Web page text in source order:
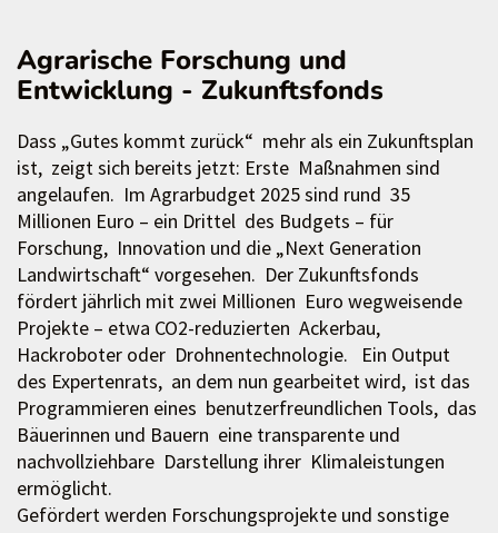
Agrarische Forschung und
Entwicklung - Zukunftsfonds
Dass „Gutes kommt zurück“ mehr als ein Zukunftsplan
ist, zeigt sich bereits jetzt: Erste Maßnahmen sind
angelaufen. Im Agrarbudget 2025 sind rund 35
Millionen Euro – ein Drittel des Budgets – für
Forschung, Innovation und die „Next Generation
Landwirtschaft“ vorgesehen. Der Zukunftsfonds
fördert jährlich mit zwei Millionen Euro wegweisende
Projekte – etwa CO2-reduzierten Ackerbau,
Hackroboter oder Drohnentechnologie. Ein Output
des Expertenrats, an dem nun gearbeitet wird, ist das
Programmieren eines benutzerfreundlichen Tools, das
Bäuerinnen und Bauern eine transparente und
nachvollziehbare Darstellung ihrer Klimaleistungen
ermöglicht.
Gefördert werden Forschungsprojekte und sonstige